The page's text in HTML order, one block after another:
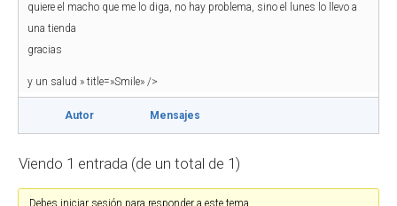
quiere el macho que me lo diga, no hay problema, sino el lunes lo llevo a
una tienda
gracias
y un salud » title=»Smile» />
Autor Mensajes
Viendo 1 entrada (de un total de 1)
Debes iniciar sesión para responder a este tema.